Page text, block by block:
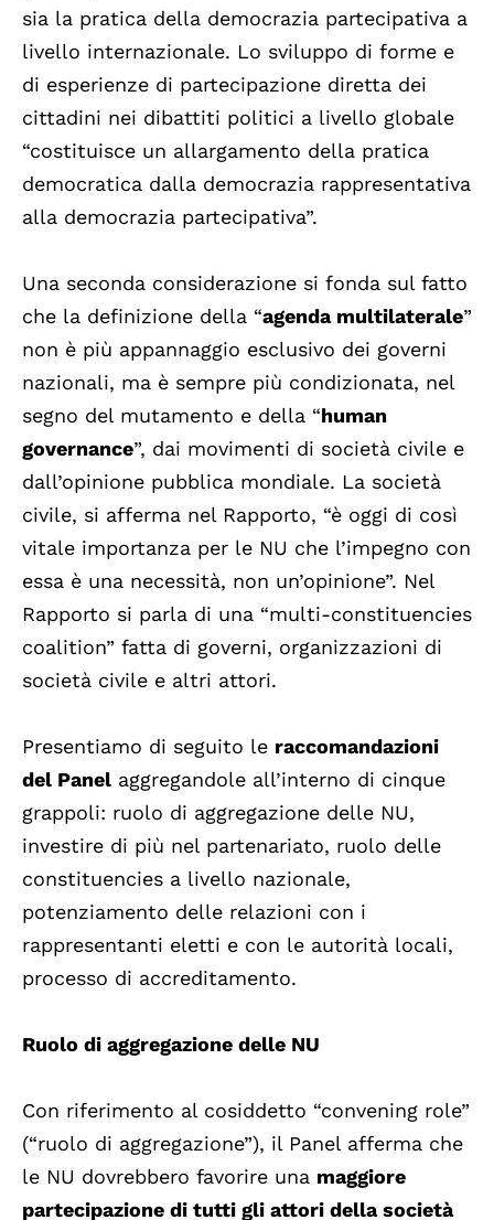
sia la pratica della democrazia partecipativa a
livello internazionale. Lo sviluppo di forme e
di esperienze di partecipazione diretta dei
cittadini nei dibattiti politici a livello globale
“costituisce un allargamento della pratica
democratica dalla democrazia rappresentativa
alla democrazia partecipativa”.
Una seconda considerazione si fonda sul fatto
che la definizione della “agenda multilaterale”
non è più appannaggio esclusivo dei governi
nazionali, ma è sempre più condizionata, nel
segno del mutamento e della “human
governance”, dai movimenti di società civile e
dall’opinione pubblica mondiale. La società
civile, si afferma nel Rapporto, “è oggi di così
vitale importanza per le NU che l’impegno con
essa è una necessità, non un’opinione”. Nel
Rapporto si parla di una “multi-constituencies
coalition” fatta di governi, organizzazioni di
società civile e altri attori.
Presentiamo di seguito le raccomandazioni
del Panel aggregandole all’interno di cinque
grappoli: ruolo di aggregazione delle NU,
investire di più nel partenariato, ruolo delle
constituencies a livello nazionale,
potenziamento delle relazioni con i
rappresentanti eletti e con le autorità locali,
processo di accreditamento.
Ruolo di aggregazione delle NU
Con riferimento al cosiddetto “convening role”
(“ruolo di aggregazione”), il Panel afferma che
le NU dovrebbero favorire una maggiore
partecipazione di tutti gli attori della società